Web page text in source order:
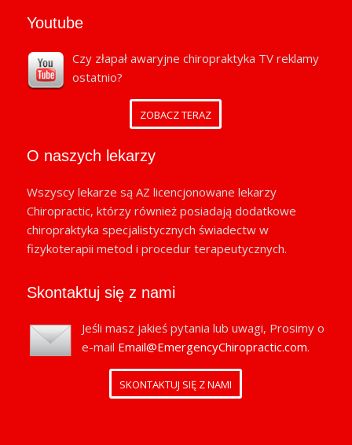
Youtube
Czy złapał awaryjne chiropraktyka TV reklamy
ostatnio?
ZOBACZ TERAZ
O naszych lekarzy
Wszyscy lekarze są AZ licencjonowane lekarzy
Chiropractic, którzy również posiadają dodatkowe
chiropraktyka specjalistycznych świadectw w
fizykoterapii metod i procedur terapeutycznych.
Skontaktuj się z nami
Jeśli masz jakieś pytania lub uwagi, Prosimy o
e-mail Email@EmergencyChiropractic.com.
SKONTAKTUJ SIĘ Z NAMI